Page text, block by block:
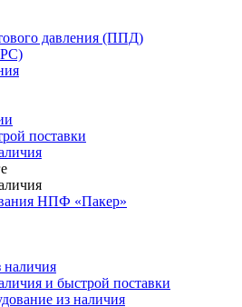
давления (ППД)
поставки
и быстрой поставки